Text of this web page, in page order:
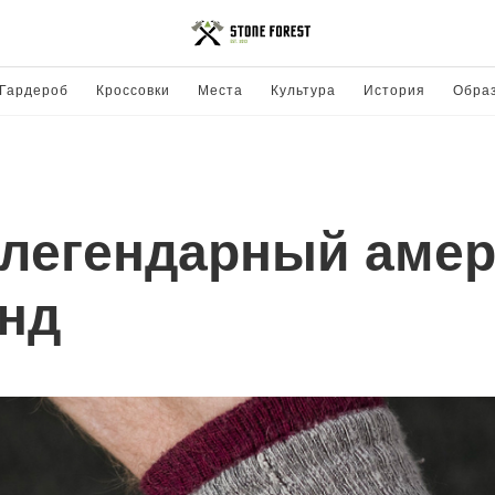
Гардероб Кроссовки Места Культура История